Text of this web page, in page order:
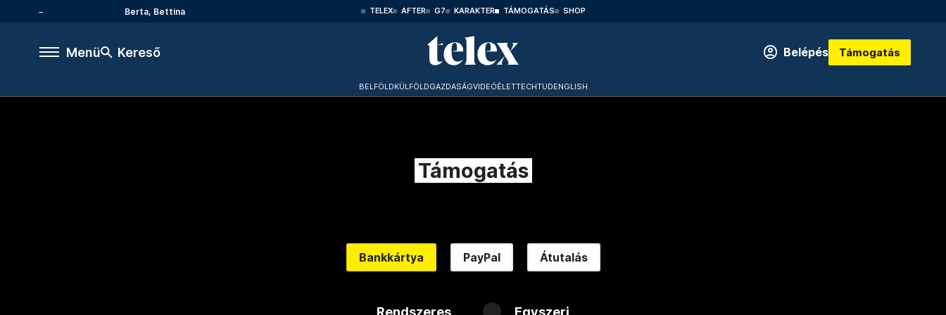
Berta, Bettina TELEX AFTER G7 KARAKTER TÁMOGATÁS SHOP
Menü Kereső Belépés Támogatás
BELFÖLDKÜLFÖLDGAZDASÁGVIDEÓÉLETTECHTUDENGLISH
Támogatás
Bankkártya PayPal Átutalás
Rendszeres Egyszeri